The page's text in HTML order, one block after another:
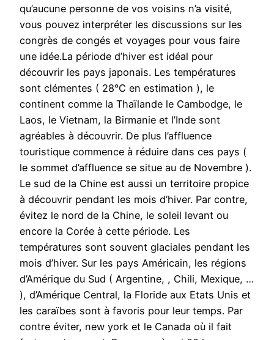
qu’aucune personne de vos voisins n’a visité,
vous pouvez interpréter les discussions sur les
congrès de congés et voyages pour vous faire
une idée.La période d’hiver est idéal pour
découvrir les pays japonais. Les températures
sont clémentes ( 28°C en estimation ), le
continent comme la Thaïlande le Cambodge, le
Laos, le Vietnam, la Birmanie et l’Inde sont
agréables à découvrir. De plus l’affluence
touristique commence à réduire dans ces pays (
le sommet d’affluence se situe au de Novembre ).
Le sud de la Chine est aussi un territoire propice
à découvrir pendant les mois d’hiver. Par contre,
évitez le nord de la Chine, le soleil levant ou
encore la Corée à cette période. Les
températures sont souvent glaciales pendant les
mois d’hiver. Sur les pays Américain, les régions
d’Amérique du Sud ( Argentine, , Chili, Mexique, …
), d’Amérique Central, la Floride aux Etats Unis et
les caraïbes sont à favoris pour leur temps. Par
contre éviter, new york et le Canada où il fait